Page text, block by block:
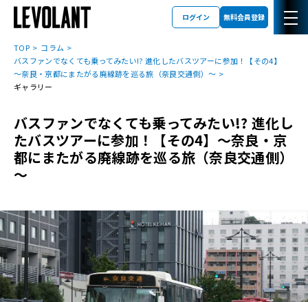
ログイン 無料会員登録
TOP
コラム
バスファンでなくても乗ってみたい!? 進化したバスツアーに参加！【その4】
～奈良・京都にまたがる廃線跡を巡る旅（奈良交通側）～
ギャラリー
バスファンでなくても乗ってみたい!? 進化し
たバスツアーに参加！【その4】～奈良・京
都にまたがる廃線跡を巡る旅（奈良交通側）
～